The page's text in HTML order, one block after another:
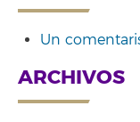
Un
ARCHIVOS